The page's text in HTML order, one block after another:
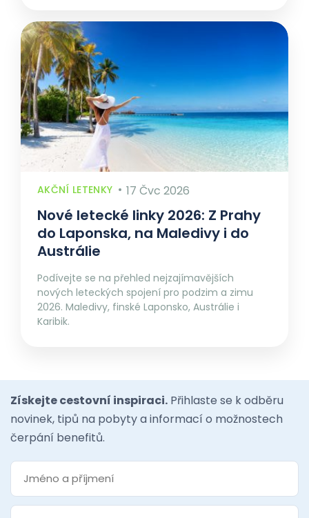
AKČNÍ LETENKY 17 Čvc 2026
Nové letecké linky 2026: Z Prahy
do Laponska, na Maledivy i do
Austrálie
Podívejte se na přehled nejzajímavějších
nových leteckých spojení pro podzim a zimu
2026. Maledivy, finské Laponsko, Austrálie i
Karibik.
Získejte cestovní inspiraci. Přihlaste se k odběru
novinek, tipů na pobyty a informací o možnostech
čerpání benefitů.